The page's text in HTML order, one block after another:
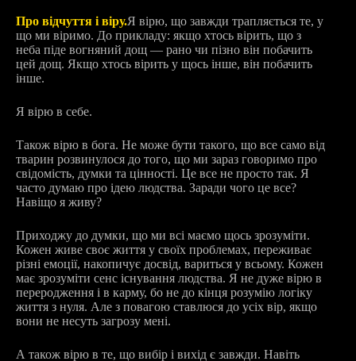
Про відчуття і віру.Я вірю, що завжди трапляється те, у
що ми віримо. До прикладу: якщо хтось вірить, що з
неба піде вогняний дощ — рано чи пізно він побачить
цей дощ. Якщо хтось вірить у щось інше, він побачить
інше.
Я вірю в себе.
Також вірю в бога. Не може бути такого, що все само від
тварин розвинулося до того, що ми зараз говоримо про
свідомість, думки та цінності. Це все не просто так. Я
часто думаю про ідею людства. Заради чого це все?
Навіщо я живу?
Приходжу до думки, що ми всі маємо щось зрозуміти.
Кожен живе своє життя у своїх проблемах, переживає
різні емоції, накопичує досвід, вариться у всьому. Кожен
має зрозуміти сенс існування людства. Я не дуже вірю в
переродження і в карму, бо не до кінця розумію логіку
життя з нуля. Але з повагою ставлюся до усіх вір, якщо
вони не несуть загрозу мені.
А також вірю в те, що вибір і вихід є завжди. Навіть